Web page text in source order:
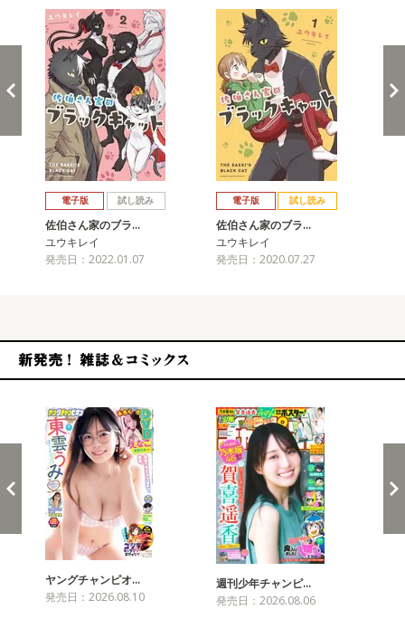
電子版 試し読み
佐伯さん家のブラ…
ユウキレイ
発売日：2022.01.07
電子版 試し読み
佐伯さん家のブラ…
ユウキレイ
発売日：2020.07.27
ヤングチャンピオ…
発売日：2026.08.10
週刊少年チャンピ…
発売日：2026.08.06